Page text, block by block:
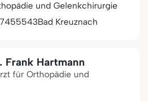
und Gelenkchirurgie
55543Bad Kreuznach
Frank Hartmann
für Orthopädie und